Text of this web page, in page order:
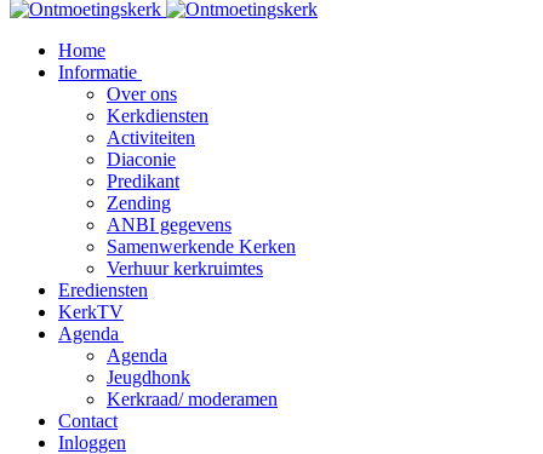
Home
Informatie
Over ons
Kerkdiensten
Activiteiten
Diaconie
Predikant
Zending
ANBI gegevens
Samenwerkende Kerken
Verhuur kerkruimtes
Erediensten
KerkTV
Agenda
Agenda
Jeugdhonk
Kerkraad/ moderamen
Contact
Inloggen